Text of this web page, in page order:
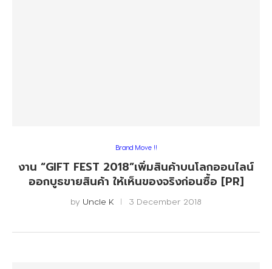
Brand Move !!
งาน “GIFT FEST 2018”เพิ่มสินค้าบนโลกออนไลน์
ออกบูธขายสินค้า ให้เห็นของจริงก่อนซื้อ [PR]
by Uncle K 3 December 2018